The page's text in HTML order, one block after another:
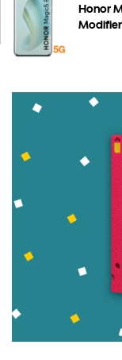
Honor
Toutes
Modifier